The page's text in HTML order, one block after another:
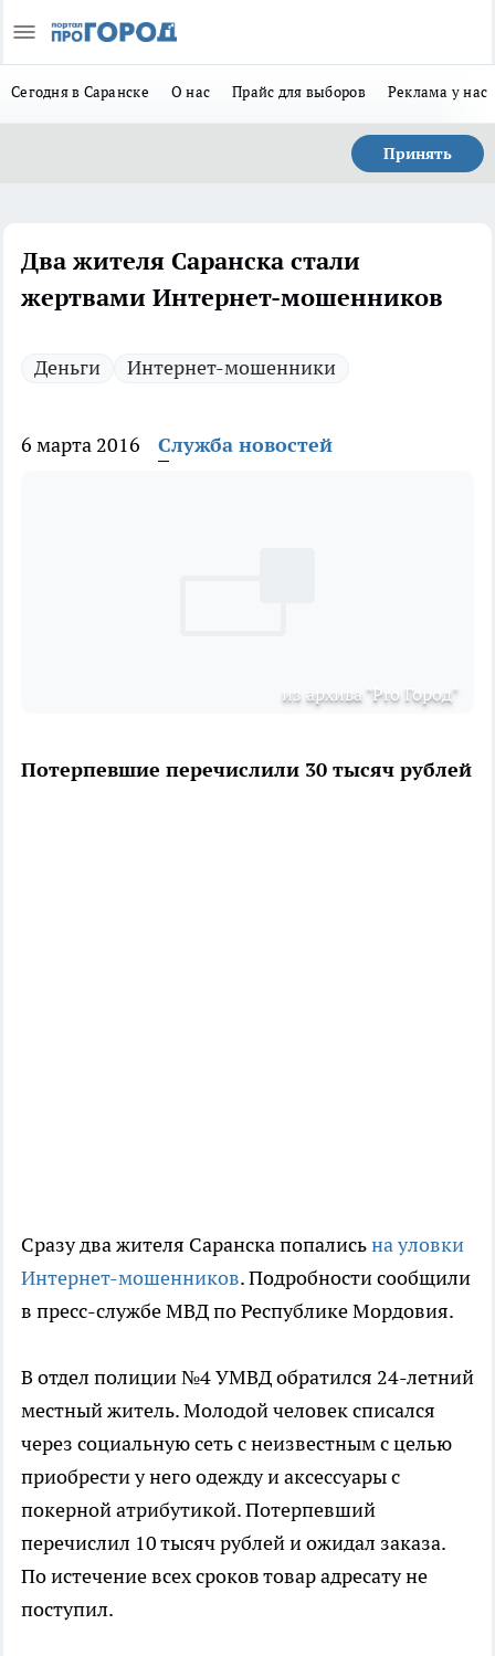
Сегодня в Саранске О нас Прайс для выборов Реклама у нас
Принять
Два жителя Саранска стали
жертвами Интернет-мошенников
Деньги Интернет-мошенники
6 марта 2016 Служба новостей
из архива "Pro Город"
Потерпевшие перечислили 30 тысяч рублей
Сразу два жителя Саранска попалисьна уловки
Интернет-мошенников. Подробности сообщили
в пресс-службе МВД по Республике Мордовия.
В отдел полиции №4 УМВД обратился 24-летний
местный житель. Молодой человек списался
через социальную сеть с неизвестным с целью
приобрести у него одежду и аксессуары с
покерной атрибутикой. Потерпевший
перечислил 10 тысяч рублей и ожидал заказа.
По истечение всех сроков товар адресату не
поступил.